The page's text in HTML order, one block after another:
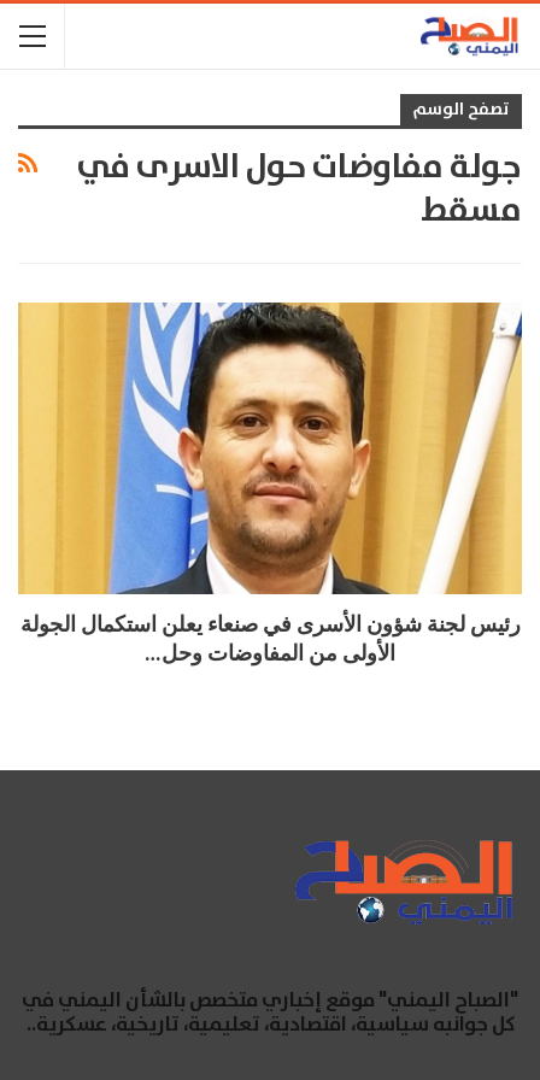
تصفح الوسم
جولة مفاوضات حول الاسرى في
مسقط
رئيس لجنة شؤون الأسرى في صنعاء يعلن استكمال الجولة
الأولى من المفاوضات وحل…
"الصباح اليمني" موقع إخباري متخصص بالشأن اليمني في
كل جوانبه سياسية، اقتصادية، تعليمية، تاريخية، عسكرية..